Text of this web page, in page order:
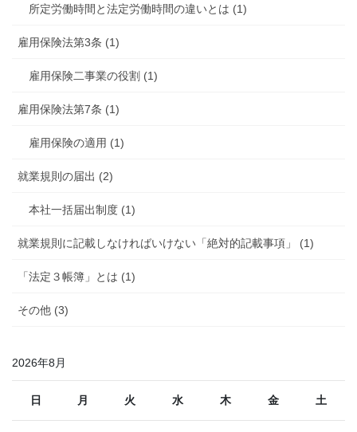
所定労働時間と法定労働時間の違いとは (1)
雇用保険法第3条 (1)
雇用保険二事業の役割 (1)
雇用保険法第7条 (1)
雇用保険の適用 (1)
就業規則の届出 (2)
本社一括届出制度 (1)
就業規則に記載しなければいけない「絶対的記載事項」 (1)
「法定３帳簿」とは (1)
その他 (3)
2026年8月
日 月 火 水 木 金 土